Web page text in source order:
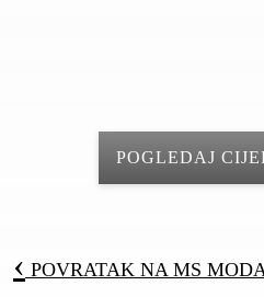
POGLEDAJ
‹ POVRATAK NA MS